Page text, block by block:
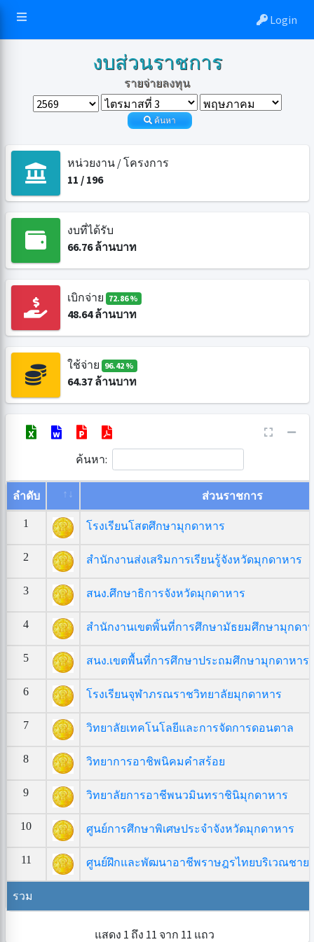
Login
งบส่วนราชการ
รายจ่ายลงทุน
ค้นหา
หน่วยงาน / โครงการ
11 / 196
งบที่ได้รับ
66.76ล้านบาท
เบิกจ่าย 72.86 %
48.64ล้านบาท
ใช้จ่าย 96.42 %
64.37ล้านบาท
ค้นหา:
ลำดับ ส่วนราชการ
1 โรงเรียนโสตศึกษามุกดาหาร
2 สำนักงานส่งเสริมการเรียนรู้จังหวัดมุกดาหาร
3 สนง.ศึกษาธิการจังหวัดมุกดาห
4 สำนักงานเขตพิ้นที่การศึกษามัธยมศึกษามุกดา
5 สนง.เขตพื้นที่การศึกษาประถมศึกษามุกดาหาร
6 โรงเรียนจุฬาภรณราชวิทยาลัยมุกดาหาร
7 วิทยาลัยเทคโนโลยีและการจัดการดอนตาล
8 วิทยาการอาชิพนิคมคำสร้อย
9 วิทยาลัยการอาชีพนวมินทราชินิมุกดาหาร
10 ศูนย์การศึกษาพิเศษประจำจังหวัดมุกดาหาร
11 ศูนย์ฝึกและพัฒนาอาชีพราษฎรไทยบริเวณชาย
รวม
แสดง 1 ถึง 11 จาก 11 แถว